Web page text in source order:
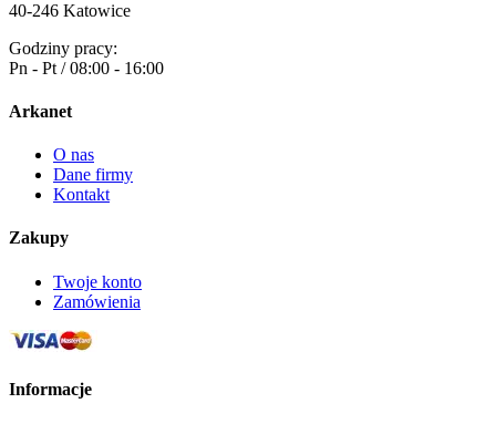
40-246 Katowice
Godziny pracy:
Pn - Pt / 08:00 - 16:00
Arkanet
O nas
Dane firmy
Kontakt
Zakupy
Twoje konto
Zamówienia
Informacje